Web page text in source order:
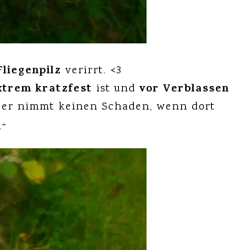
verirrt. <3
kratzfest ist und vor Verblassen
nimmt keinen Schaden, wenn dort